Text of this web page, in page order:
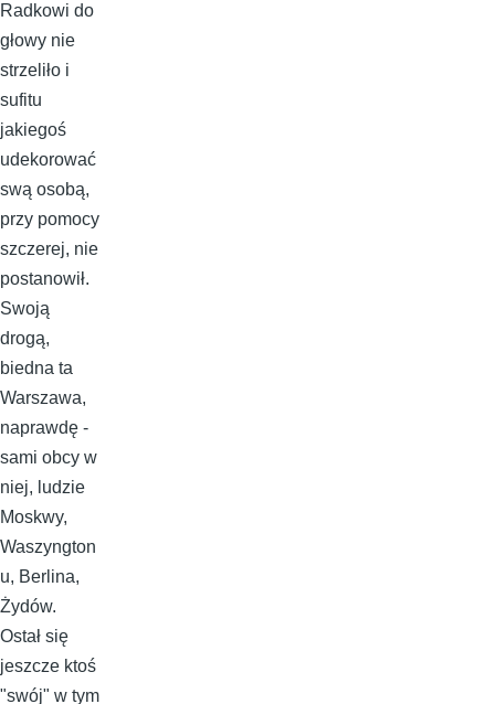
Radkowi do
głowy nie
strzeliło i
sufitu
jakiegoś
udekorować
swą osobą,
przy pomocy
szczerej, nie
postanowił.
Swoją
drogą,
biedna ta
Warszawa,
naprawdę -
sami obcy w
niej, ludzie
Moskwy,
Waszyngton
u, Berlina,
Żydów.
Ostał się
jeszcze ktoś
"swój" w tym